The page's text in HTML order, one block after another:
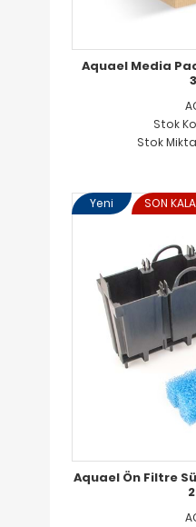
Aquael Media
Stok
Stok
Yeni SON
Aquael Ön Filtre